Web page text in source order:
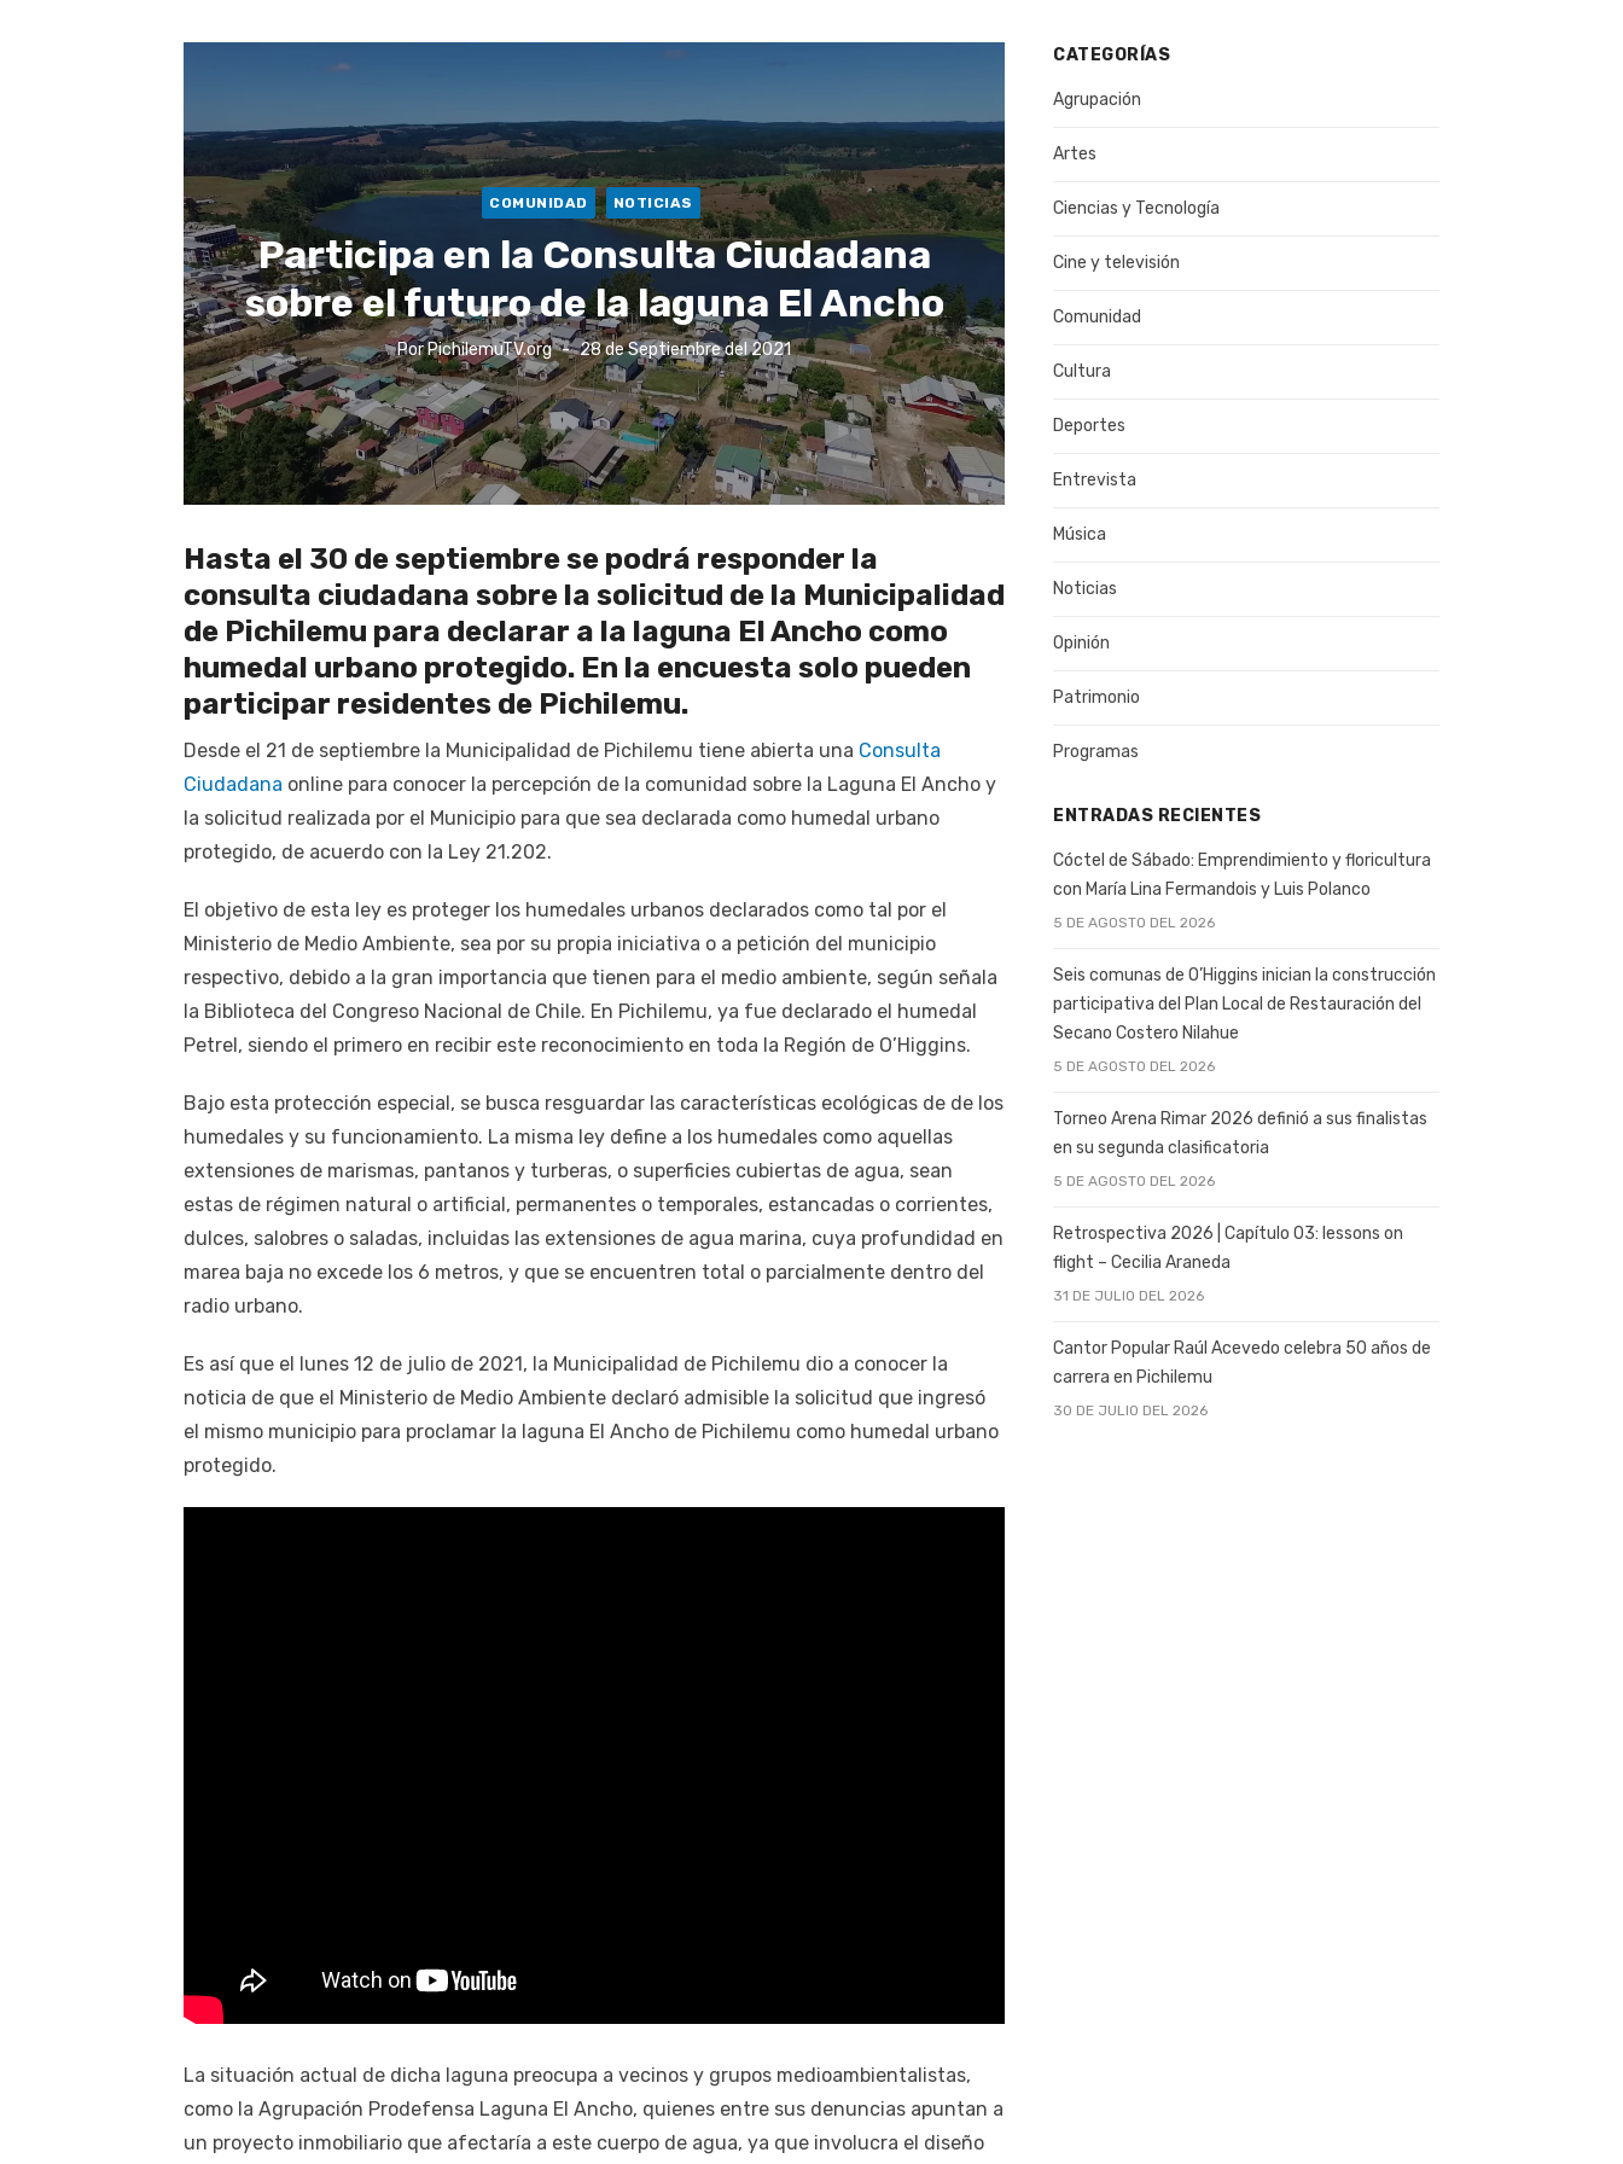
COMUNIDAD NOTICIAS
Participa en la Consulta Ciudadana
sobre el futuro de la laguna El Ancho
PorPichilemuTV.org
Publicado
el
28 de Septiembre del 2021
Hasta el 30 de septiembre se podrá responder la
consulta ciudadana sobre la solicitud de la Municipalidad
de Pichilemu para declarar a la laguna El Ancho como
humedal urbano protegido. En la encuesta solo pueden
participar residentes de Pichilemu.
Desde el 21 de septiembre la Municipalidad de Pichilemu tiene abierta una Consulta
Ciudadana online para conocer la percepción de la comunidad sobre la Laguna El Ancho y
la solicitud realizada por el Municipio para que sea declarada como humedal urbano
protegido, de acuerdo con la Ley 21.202.
El objetivo de esta ley es proteger los humedales urbanos declarados como tal por el
Ministerio de Medio Ambiente, sea por su propia iniciativa o a petición del municipio
respectivo, debido a la gran importancia que tienen para el medio ambiente, según señala
la Biblioteca del Congreso Nacional de Chile. En Pichilemu, ya fue declarado el humedal
Petrel, siendo el primero en recibir este reconocimiento en toda la Región de O’Higgins.
Bajo esta protección especial, se busca resguardar las características ecológicas de de los
humedales y su funcionamiento. La misma ley define a los humedales como aquellas
extensiones de marismas, pantanos y turberas, o superficies cubiertas de agua, sean
estas de régimen natural o artificial, permanentes o temporales, estancadas o corrientes,
dulces, salobres o saladas, incluidas las extensiones de agua marina, cuya profundidad en
marea baja no excede los 6 metros, y que se encuentren total o parcialmente dentro del
radio urbano.
Es así que el lunes 12 de julio de 2021, la Municipalidad de Pichilemu dio a conocer la
noticia de que el Ministerio de Medio Ambiente declaró admisible la solicitud que ingresó
el mismo municipio para proclamar la laguna El Ancho de Pichilemu como humedal urbano
protegido.
La situación actual de dicha laguna preocupa a vecinos y grupos medioambientalistas,
como la Agrupación Prodefensa Laguna El Ancho, quienes entre sus denuncias apuntan a
un proyecto inmobiliario que afectaría a este cuerpo de agua, ya que involucra el diseño
CATEGORÍAS
Agrupación
Artes
Ciencias y Tecnología
Cine y televisión
Comunidad
Cultura
Deportes
Entrevista
Música
Noticias
Opinión
Patrimonio
Programas
ENTRADAS RECIENTES
Cóctel de Sábado: Emprendimiento y floricultura
con María Lina Fermandois y Luis Polanco
5 DE AGOSTO DEL 2026
Seis comunas de O’Higgins inician la construcción
participativa del Plan Local de Restauración del
Secano Costero Nilahue
5 DE AGOSTO DEL 2026
Torneo Arena Rimar 2026 definió a sus finalistas
en su segunda clasificatoria
5 DE AGOSTO DEL 2026
Retrospectiva 2026 | Capítulo 03: lessons on
flight – Cecilia Araneda
31 DE JULIO DEL 2026
Cantor Popular Raúl Acevedo celebra 50 años de
carrera en Pichilemu
30 DE JULIO DEL 2026